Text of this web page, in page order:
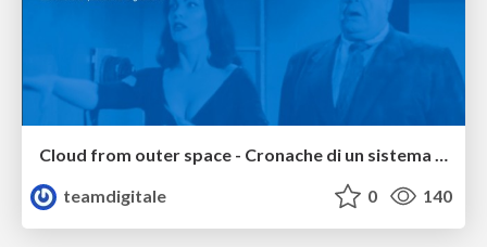
Cloud from outer space - Cronache di un sistema in trasformazione
teamdigitale
0 140